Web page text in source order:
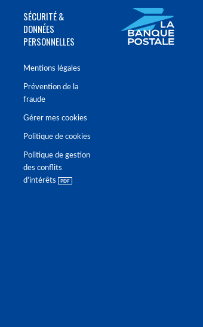
SÉCURITÉ &
DONNÉES
PERSONNELLES
Mentions légales
Prévention de la
fraude
Gérer mes cookies
Politique de cookies
Politique de gestion
des conflits
d'intérêts